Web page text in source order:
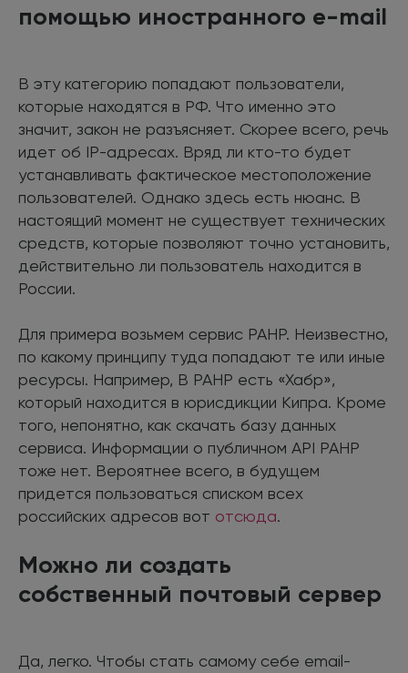
помощью иностранного e-mail
В эту категорию попадают пользователи,
которые находятся в РФ. Что именно это
значит, закон не разъясняет. Скорее всего, речь
идет об IP-адресах. Вряд ли кто-то будет
устанавливать фактическое местоположение
пользователей. Однако здесь есть нюанс. В
настоящий момент не существует технических
средств, которые позволяют точно установить,
действительно ли пользователь находится в
России.
Для примера возьмем сервис РАНР. Неизвестно,
по какому принципу туда попадают те или иные
ресурсы. Например, В РАНР есть «Хабр»,
который находится в юрисдикции Кипра. Кроме
того, непонятно, как скачать базу данных
сервиса. Информации о публичном API РАНР
тоже нет. Вероятнее всего, в будущем
придется пользоваться списком всех
российских адресов вот отсюда.
Можно ли создать
собственный почтовый сервер
Да, легко. Чтобы стать самому себе email-